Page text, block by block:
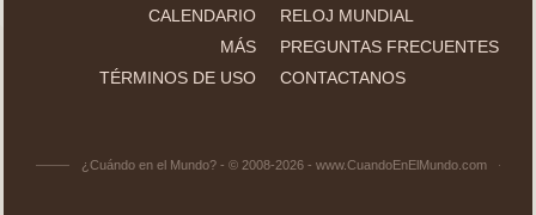
CALENDARIO
RELOJ MUNDIAL
MÁS
PREGUNTAS FRECUENTES
TÉRMINOS DE USO
CONTACTANOS
¿Cuándo en el Mundo? - © 2008-2026 - www.CuandoEnElMundo.com